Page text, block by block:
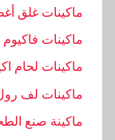
ماكينات غلق
ماكينات فاكيوم
ماكينات لحام
ماكينات لف
ماكينة صنع